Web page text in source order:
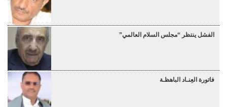
الفشل ينتظر “مجلس السلام العالمي”
فاتورة العِنـاد الباهظـة